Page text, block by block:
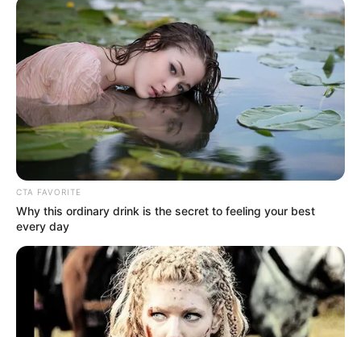
CTA FAVORITE
Why this ordinary drink is the secret to feeling your best
every day